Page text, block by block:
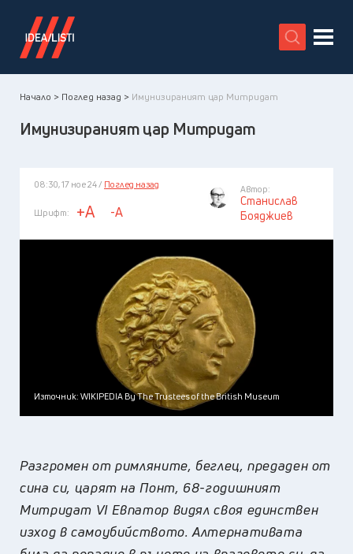
X
Начало > Поглед назад > Имунизираният цар Митридат
Имунизираният цар Митридат
08:30, 17 ное 24 / Поглед назад
Шрифт: +A -A
Автор:
Станислав
Бояджиев
Източник: WIKIPEDIA By The Trustees of the British Museum
Разгромен от римляните, беглец, предаден от
сина си, царят на Понт, 68-годишният
Митридат VI Евпатор видял своя единствен
изход в самоубийството. Алтернативата